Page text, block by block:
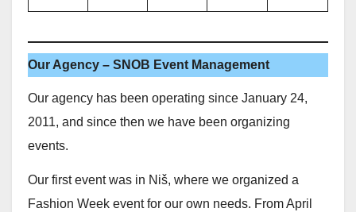
Our Agency – SNOB Event Management
Our agency has been operating since January 24,
2011, and since then we have been organizing
events.
Our first event was in Niš, where we organized a
Fashion Week event for our own needs. From April